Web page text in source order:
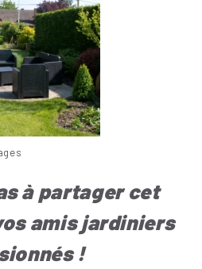
à partager cet
amis jardiniers
!